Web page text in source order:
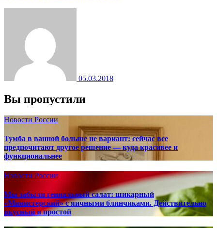
05.03.2018
Вы пропустили
Новости России
Тумба в ванной больше не вариант: сейчас все
предпочитают другое решение — куда красивее и
функциональнее
Новости России
Мы забыли гениальный салат: шикарный
«Министерский» с яичными блинчиками. Действительно
вкусный и простой